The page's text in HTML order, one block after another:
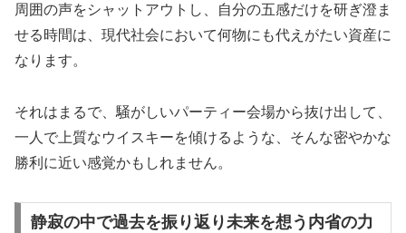
周囲の声をシャットアウトし、自分の五感だけを研ぎ澄ま
せる時間は、現代社会において何物にも代えがたい資産に
なります。
それはまるで、騒がしいパーティー会場から抜け出して、
一人で上質なウイスキーを傾けるような、そんな密やかな
勝利に近い感覚かもしれません。
静寂の中で過去を振り返り未来を想う内省の力